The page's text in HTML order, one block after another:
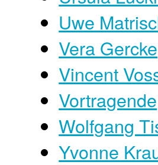
Uwe
Vera Gercke
Vincent
Vortragende
Wolfgang
Yvonne